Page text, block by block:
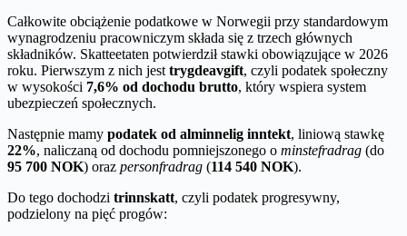
Całkowite obciążenie podatkowe w Norwegii przy standardowym
wynagrodzeniu pracowniczym składa się z trzech głównych
składników. Skatteetaten potwierdził stawki obowiązujące w 2026
roku. Pierwszym z nich jest trygdeavgift, czyli podatek społeczny
w wysokości 7,6% od dochodu brutto, który wspiera system
ubezpieczeń społecznych.
Następnie mamy podatek od alminnelig inntekt, liniową stawkę
22%, naliczaną od dochodu pomniejszonego o minstefradrag (do
95 700 NOK) oraz personfradrag (114 540 NOK).
Do tego dochodzi trinnskatt, czyli podatek progresywny,
podzielony na pięć progów: